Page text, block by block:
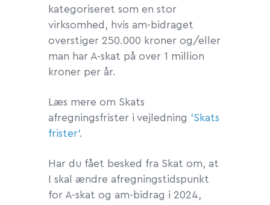
kategoriseret som en stor
virksomhed, hvis am-bidraget
overstiger 250.000 kroner og/eller
man har A-skat på over 1 million
kroner per år.
Læs mere om Skats
afregningsfrister i vejledning 'Skats
frister'.
Har du fået besked fra Skat om, at
I skal ændre afregningstidspunkt
for A-skat og am-bidrag i 2024,